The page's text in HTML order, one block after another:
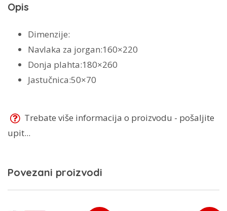
Opis
Dimenzije:
Navlaka za jorgan:160×220
Donja plahta:180×260
Jastučnica:50×70
Trebate više informacija o proizvodu - pošaljite
upit...
Povezani proizvodi